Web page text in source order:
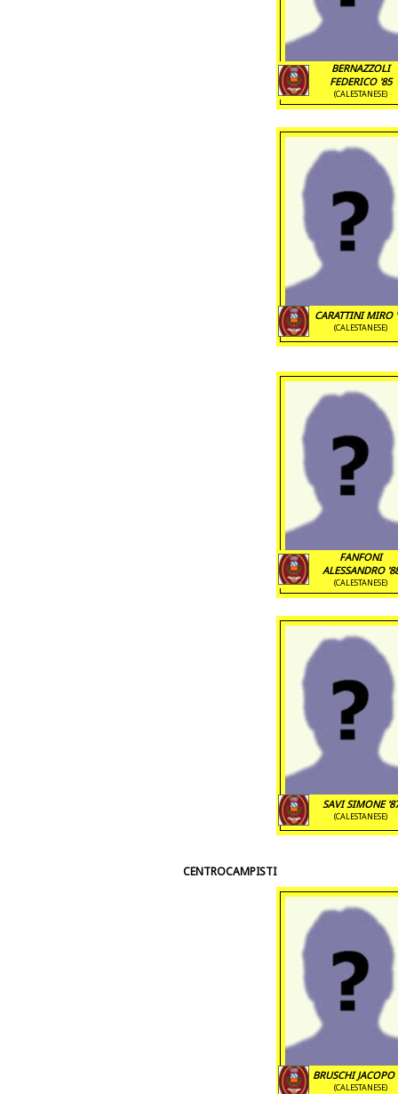
BERNAZZOLI
FEDERICO '85
(CALESTANESE)
CARATTINI MIRO
(CALESTANESE)
FANFONI
ALESSANDRO
(CALESTANESE)
SAVI SIMONE
(CALESTANESE)
CENTROCAMPISTI
BRUSCHI JACOPO
(CALESTANESE)